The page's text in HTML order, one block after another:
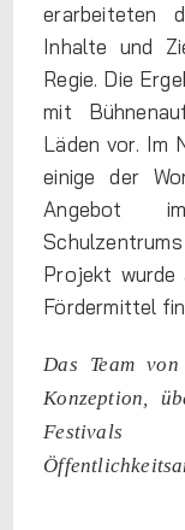
erarbeiteten
Inhalte und
Regie. Die
mit
Läden vor. Im
einige der
Angebot
Projekt wurde
Fördermittel
Das Team
Konzeption,